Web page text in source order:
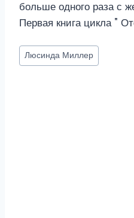
больше одного раза с
Первая книга цикла "
Метки
записи:
Люсинда Миллер